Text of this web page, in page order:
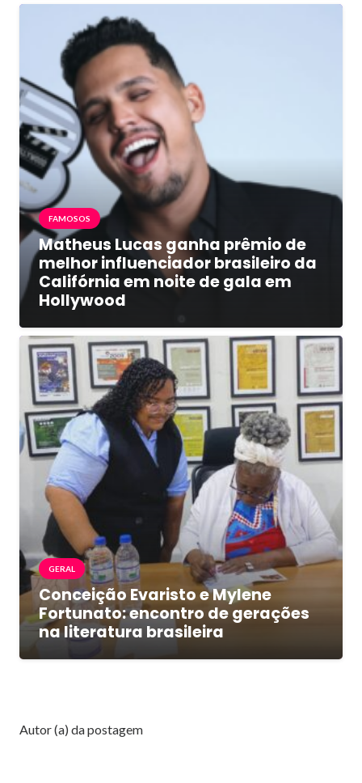
FAMOSOS
Matheus Lucas ganha prêmio de
melhor influenciador brasileiro da
Califórnia em noite de gala em
Hollywood
GERAL
Conceição Evaristo e Mylene
Fortunato: encontro de gerações
na literatura brasileira
Autor (a) da postagem